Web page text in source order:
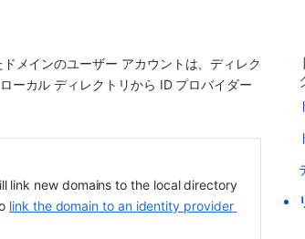
メインのユーザー アカウントは、ディレク
ーカル ディレクトリから ID プロバイダー
link new domains to the local directory
link the domain to an identity provider